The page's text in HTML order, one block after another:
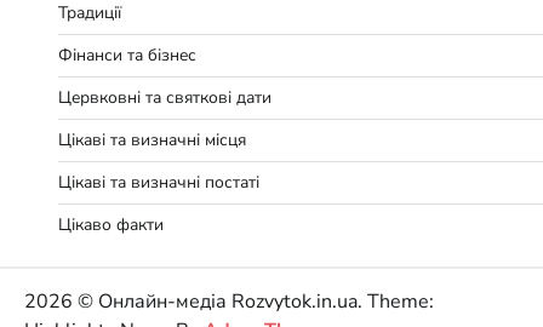
Традиції
Фінанси та бізнес
Цервковні та святкові дати
Цікаві та визначні місця
Цікаві та визначні постаті
Цікаво факти
2026 © Онлайн-медіа Rozvytok.in.ua. Theme: